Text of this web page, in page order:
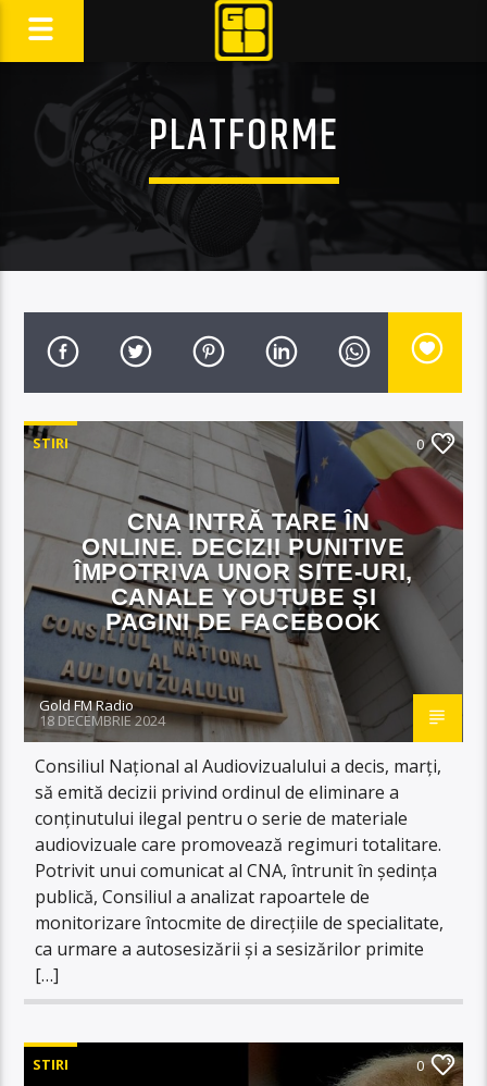
PLATFORME
STIRI 0
CNA INTRĂ TARE ÎN
ONLINE. DECIZII PUNITIVE
ÎMPOTRIVA UNOR SITE-URI,
CANALE YOUTUBE ȘI
PAGINI DE FACEBOOK
Gold FM Radio
18 DECEMBRIE 2024
Consiliul Naţional al Audiovizualului a decis, marţi,
să emită decizii privind ordinul de eliminare a
conţinutului ilegal pentru o serie de materiale
audiovizuale care promovează regimuri totalitare.
Potrivit unui comunicat al CNA, întrunit în şedinţa
publică, Consiliul a analizat rapoartele de
monitorizare întocmite de direcţiile de specialitate,
ca urmare a autosesizării şi a sesizărilor primite
[…]
STIRI 0